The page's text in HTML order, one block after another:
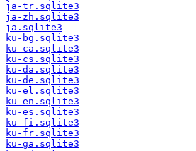
ja-tr.sqlite3
ja-zh.sqlite3
ja.sqlite3
ku-bg.sqlite3
ku-ca.sqlite3
ku-cs.sqlite3
ku-da.sqlite3
ku-de.sqlite3
ku-el.sqlite3
ku-en.sqlite3
ku-es.sqlite3
ku-fi.sqlite3
ku-fr.sqlite3
ku-ga.sqlite3